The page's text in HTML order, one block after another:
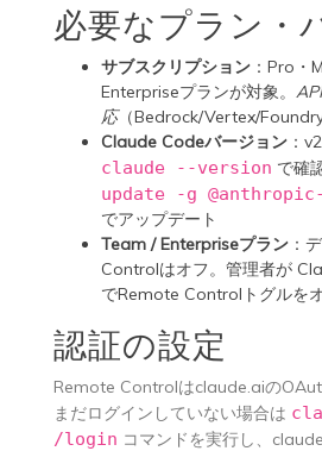
必要なプラン・
サブスクリプション：Pro・
Enterpriseプランが対象。
応（Bedrock/Vertex/Foundry
Claude Codeバージョン：
claude --version で確
update -g
でアップデート
Team / Enterpriseプラン：
Controlはオフ。管理者が
でRemote Controlトグルを
認証の設定
Remote Controlはclaude.aiの
まだログインしていない場合は
/login コマンドを実行し、